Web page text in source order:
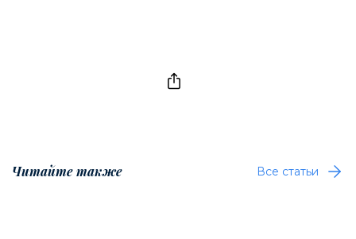
Читайте также Все статьи